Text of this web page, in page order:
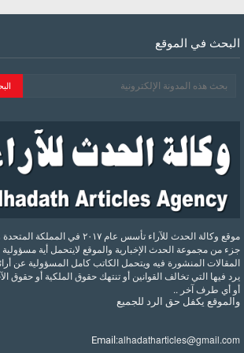
البحث في الموقع
موقع وكالة الحدث للآراء تأسس عام ٢٠١٧ في المملكة
جزء من مجموعة الحدث الإخبارية والموقع لايتحمل أية
المقالات المنشورة فيه ويتحمل الكاتب كامل المسؤولية عن
يرد فيها التي تخالف القوانين أو تنتهك حقوق الملكية أو حقوق
أو أي طرف آخر ..
والموقع يكفل حق الرد للجميع
Email:alhadatharticles@gmail.com